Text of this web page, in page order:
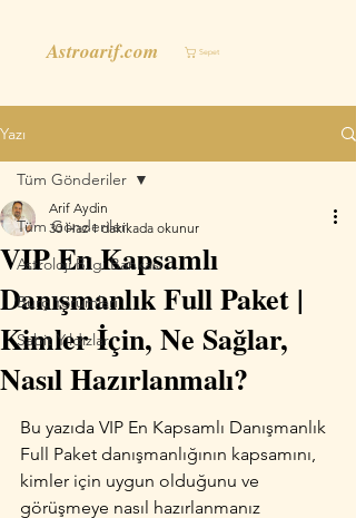
Astroarif.com Sepet
Yazı
Tüm Gönderiler
Astroloji Bilgi Bankası
Burç Yorumları
Sabit Yıldızlar
Tüm Gönderiler
VIP En Kapsamlı
Danışmanlık Full Paket |
Kimler İçin, Ne Sağlar,
Nasıl Hazırlanmalı?
Arif Aydin
30 Haz 1 dakikada okunur
Bu yazıda VIP En Kapsamlı Danışmanlık
Full Paket danışmanlığının kapsamını,
kimler için uygun olduğunu ve
görüşmeye nasıl hazırlanmanız